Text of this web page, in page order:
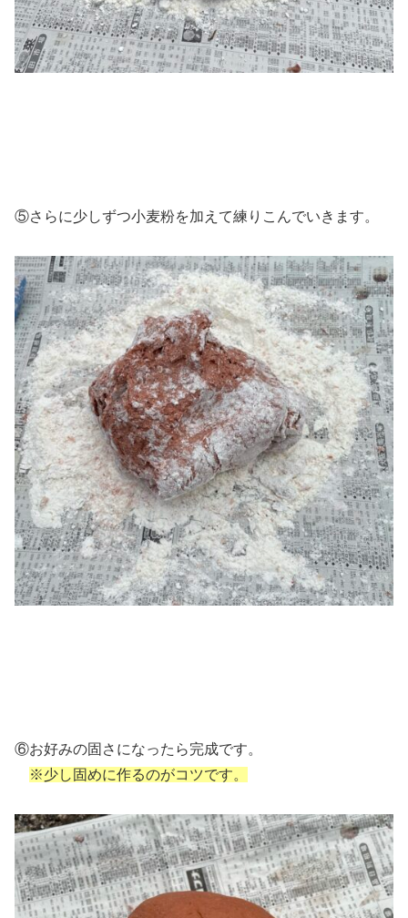
⑤さらに少しずつ小麦粉を加えて練りこんでいきます。
⑥お好みの固さになったら完成です。
※少し固めに作るのがコツです。